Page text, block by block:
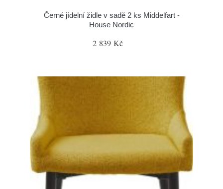
Černé jídelní židle v sadě 2 ks Middelfart -
House Nordic
2 839 Kč